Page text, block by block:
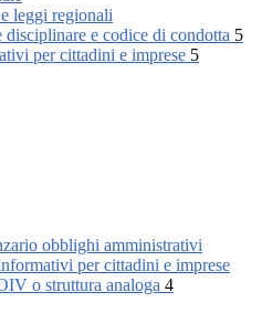
leggi regionali
disciplinare e codice di condotta 5
per cittadini e imprese 5
obblighi amministrativi
per cittadini e imprese
o struttura analoga 4